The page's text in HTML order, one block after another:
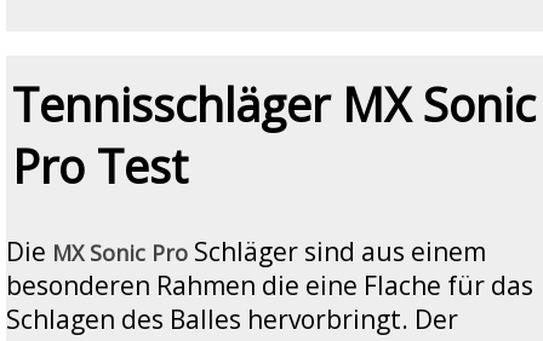
Tennisschläger MX Sonic
Pro Test
Die MX Sonic Pro Schläger sind aus einem
besonderen Rahmen die eine Flache für das
Schlagen des Balles hervorbringt. Der